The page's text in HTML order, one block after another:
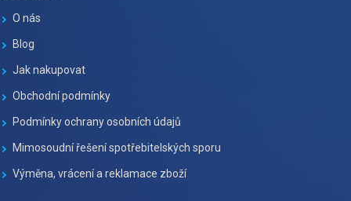
O nás
Blog
Jak nakupovat
Obchodní podmínky
Podmínky ochrany osobních údajů
Mimosoudní řešení spotřebitelských sporu
Výměna, vrácení a reklamace zboží